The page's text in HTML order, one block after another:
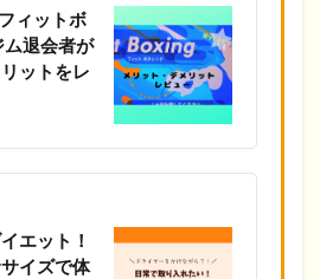
ィットボ
ム退会者が
ットをレ
エット！
イズで体